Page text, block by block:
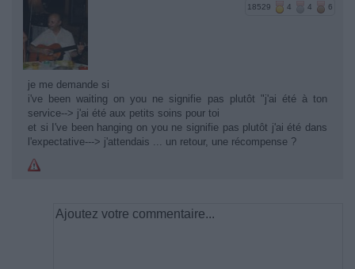
18529 4 4 6
je me demande si
i've been waiting on you ne signifie pas plutôt "j'ai été à ton
service--> j'ai été aux petits soins pour toi
et si I've been hanging on you ne signifie pas plutôt j'ai été dans
l'expectative---> j'attendais ... un retour, une récompense ?